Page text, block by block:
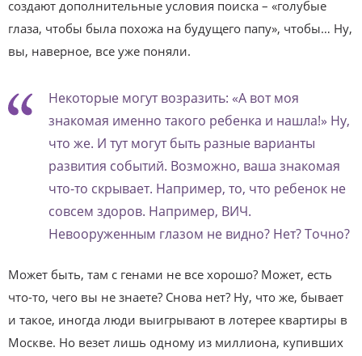
создают дополнительные условия поиска – «голубые
глаза, чтобы была похожа на будущего папу», чтобы… Ну,
вы, наверное, все уже поняли.
Некоторые могут возразить: «А вот моя
знакомая именно такого ребенка и нашла!» Ну,
что же. И тут могут быть разные варианты
развития событий. Возможно, ваша знакомая
что-то скрывает. Например, то, что ребенок не
совсем здоров. Например, ВИЧ.
Невооруженным глазом не видно? Нет? Точно?
Может быть, там с генами не все хорошо? Может, есть
что-то, чего вы не знаете? Снова нет? Ну, что же, бывает
и такое, иногда люди выигрывают в лотерее квартиры в
Москве. Но везет лишь одному из миллиона, купивших